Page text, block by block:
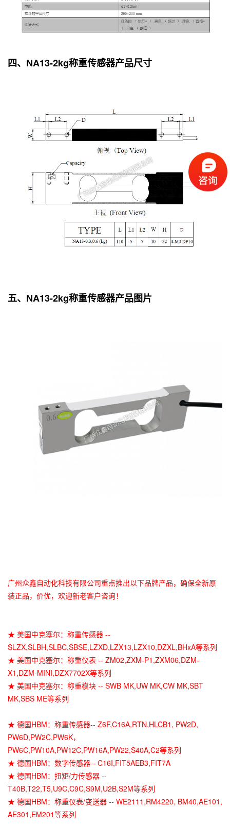
四、NA13-2kg称重传感器产品尺寸
五、NA13-2kg称重传感器产品图片
广州众鑫自动化科技有限公司重点推出以下品牌产品，确保全新原
装正品，价优，欢迎新老客户咨询！
★ 美国中克塞尔：称重传感器 --
SLZX,SLBH,SLBC,SBSE,LZXD,LZX13,LZX10,DZXL,BHxA等系列
★ 美国中克塞尔：称重仪表 -- ZM02,ZXM-P1,ZXM06,DZM-
X1,DZM-MINI,DZX7702X等系列
★ 美国中克塞尔：称重模块 -- SWB MK,UW MK,CW MK,SBT
MK,SBS ME等系列
★ 德国HBM：称重传感器-- Z6F,C16A,RTN,HLCB1, PW2D,
PW6D,PW2C,PW6K，
PW6C,PW10A,PW12C,PW16A,PW22,S40A,C2等系列
★ 德国HBM：数字传感器-- C16I,FIT5AEB3,FIT7A
★ 德国HBM：扭矩/力传感器 --
T40B,T22,T5,U9C,C9C,S9M,U2B,S2M等系列
★ 德国HBM：称重仪表/变送器 -- WE2111,RM4220, BM40,AE101,
AE301,EM201等系列